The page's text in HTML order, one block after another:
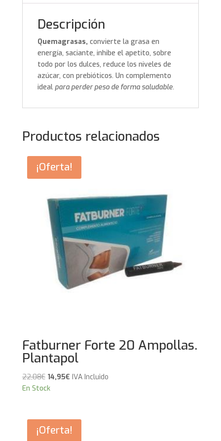
Descripción
Quemagrasas, convierte la grasa en
energía, saciante, inhibe el apetito, sobre
todo por los dulces, reduce los niveles de
azúcar, con prebióticos. Un complemento
ideal para perder peso de forma saludable.
Productos relacionados
¡Oferta!
Fatburner Forte 20 Ampollas.
Plantapol
22,08€ El
precio
22,08€.
14,95€El
14,95€.
IVA Incluido
En Stock
¡Oferta!